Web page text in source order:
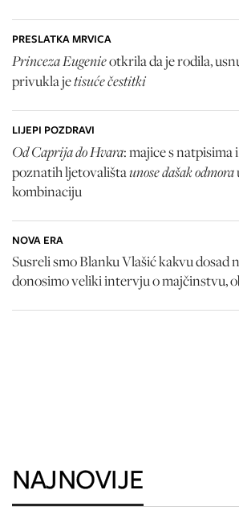
PRESLATKA MRVICA
Princeza Eugenieotkrila da je rodila,
privukla jetisuće čestitki
LIJEPI POZDRAVI
Od Caprija do Hvara: majice s natpisima
poznatih ljetovalištaunose dašak odmora
kombinaciju
NOVA ERA
Susreli smo Blanku Vlašić kakvu dosad
donosimo veliki intervju o majčinstvu,
NAJNOVIJE